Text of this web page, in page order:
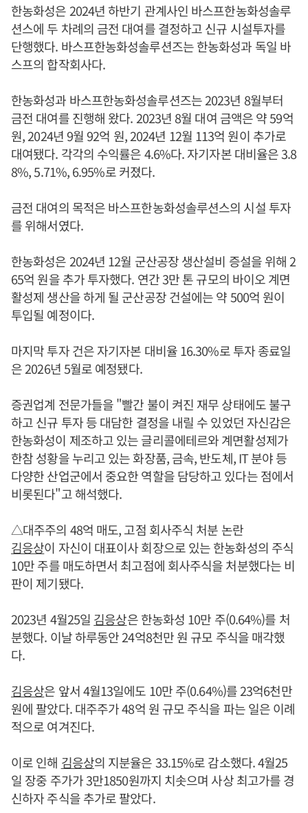
한농화성은 2024년 하반기 관계사인 바스프한농화성솔루
션스에 두 차례의 금전 대여를 결정하고 신규 시설투자를
단행했다. 바스프한농화성솔루션즈는 한농화성과 독일 바
스프의 합작회사다.
한농화성과 바스프한농화성솔루션즈는 2023년 8월부터
금전 대여를 진행해 왔다. 2023년 8월 대여 금액은 약 59억
원, 2024년 9월 92억 원, 2024년 12월 113억 원이 추가로
대여됐다. 각각의 수익률은 4.6%다. 자기자본 대비율은 3.8
8%, 5.71%, 6.95%로 커졌다.
금전 대여의 목적은 바스프한농화성솔루션스의 시설 투자
를 위해서였다.
한농화성은 2024년 12월 군산공장 생산설비 증설을 위해 2
65억 원을 추가 투자했다. 연간 3만 톤 규모의 바이오 계면
활성제 생산을 하게 될 군산공장 건설에는 약 500억 원이
투입될 예정이다.
마지막 투자 건은 자기자본 대비율 16.30%로 투자 종료일
은 2026년 5월로 예정됐다.
증권업계 전문가들을 "빨간 불이 켜진 재무 상태에도 불구
하고 신규 투자 등 대담한 결정을 내릴 수 있었던 자신감은
한농화성이 제조하고 있는 글리콜에테르와 계면활성제가
한참 성황을 누리고 있는 화장품, 금속, 반도체, IT 분야 등
다양한 산업군에서 중요한 역할을 담당하고 있다는 점에서
비롯된다"고 해석했다.
△대주주의 48억 매도, 고점 회사주식 처분 논란
김응상이 자신이 대표이사 회장으로 있는 한농화성의 주식
10만 주를 매도하면서 최고점에 회사주식을 처분했다는 비
판이 제기됐다.
2023년 4월25일 김응상은 한농화성 10만 주(0.64%)를 처
분했다. 이날 하루동안 24억8천만 원 규모 주식을 매각했
다.
김응상은 앞서 4월13일에도 10만 주(0.64%)를 23억6천만
원에 팔았다. 대주주가 48억 원 규모 주식을 파는 일은 이례
적으로 여겨진다.
이로 인해 김응상의 지분율은 33.15%로 감소했다. 4월25
일 장중 주가가 3만1850원까지 치솟으며 사상 최고가를 경
신하자 주식을 추가로 팔았다.